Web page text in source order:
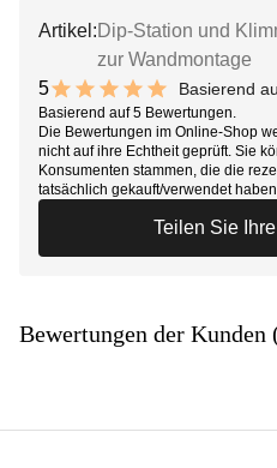
Artikel: Dip-Station und
zur Wandmontage
5
10 out of 10 stars
Basierend
Basierend auf 5 Bewertungen.
Die Bewertungen im Online-Shop
nicht auf ihre Echtheit geprüft. Sie
Konsumenten stammen, die die
tatsächlich gekauft/verwendet
Teilen Sie
Bewertungen der Kunden